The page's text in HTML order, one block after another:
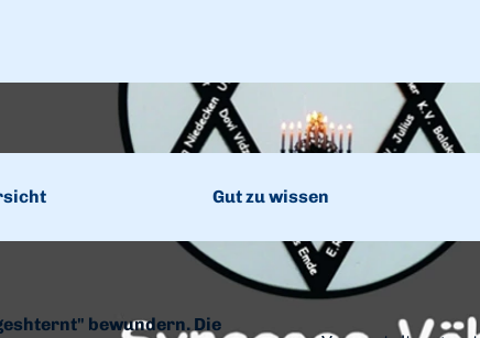
Gut zu wissen
bewundern. Die